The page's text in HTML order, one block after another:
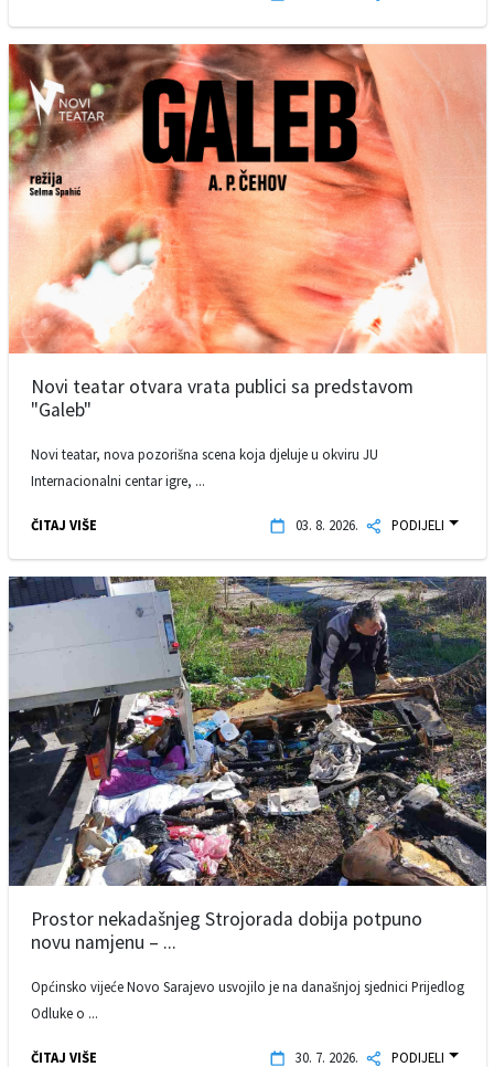
Novi teatar otvara vrata publici sa predstavom
"Galeb"
Novi teatar, nova pozorišna scena koja djeluje u okviru JU
Internacionalni centar igre, ...
ČITAJ VIŠE 03. 8. 2026. PODIJELI
Prostor nekadašnjeg Strojorada dobija potpuno
novu namjenu – ...
Općinsko vijeće Novo Sarajevo usvojilo je na današnjoj sjednici Prijedlog
Odluke o ...
ČITAJ VIŠE 30. 7. 2026. PODIJELI